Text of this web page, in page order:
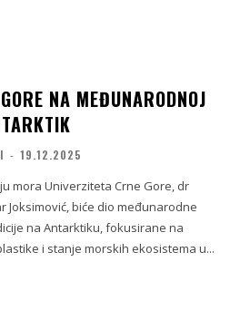
NA MEĐUNARODNOJ
- 19.12.2025
mora Univerziteta Crne Gore, dr
Joksimović, biće dio međunarodne
na Antarktiku, fokusirane na
i stanje morskih ekosistema u...